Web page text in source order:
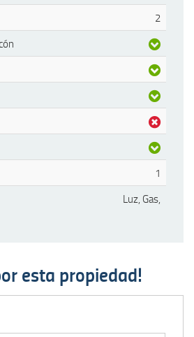
2
1
Luz, Gas,
esta propiedad!